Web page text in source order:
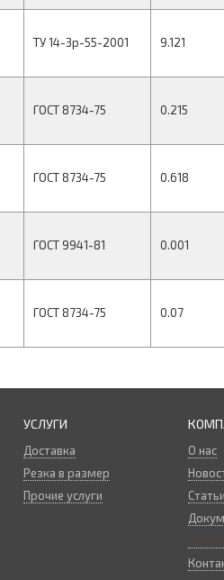
ТУ 14-3р-55-2001 9.121
ГОСТ 8734-75 0.215
ГОСТ 8734-75 0.618
ГОСТ 9941-81 0.001
ГОСТ 8734-75 0.07
УСЛУГИ
Доставка
Резка в размер
Прочие услуги
О нас
Статьи